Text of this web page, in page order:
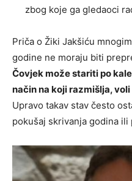
zbog koje ga gledaoci
Priča o Žiki Jakšiću
godine ne moraju biti
Čovjek može stariti po
način na koji razmišlja,
Upravo takav stav često
pokušaj skrivanja godina